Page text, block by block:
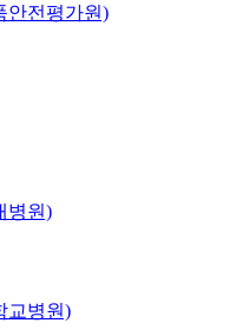
안전평가원)
병원)
교병원)